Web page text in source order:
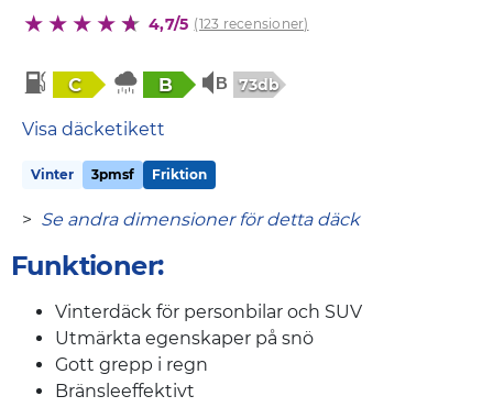
4,7/5 (123 recensioner)
C B 73db
Visa däcketikett
Vinter 3pmsf Friktion
> Se andra dimensioner för detta däck
Funktioner:
Vinterdäck för personbilar och SUV
Utmärkta egenskaper på snö
Gott grepp i regn
Bränsleeffektivt